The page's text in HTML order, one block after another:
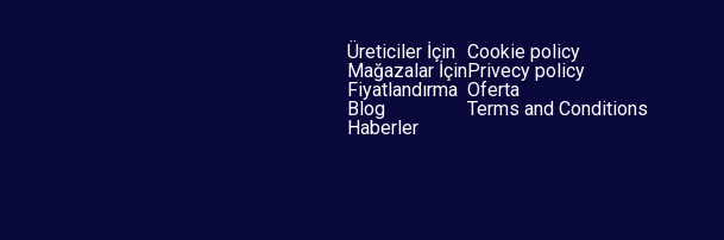
Üreticiler İçin
Mağazalar İçin
Fiyatlandırma
Blog
Haberler
Cookie policy
Privecy policy
Oferta
Terms and Conditions